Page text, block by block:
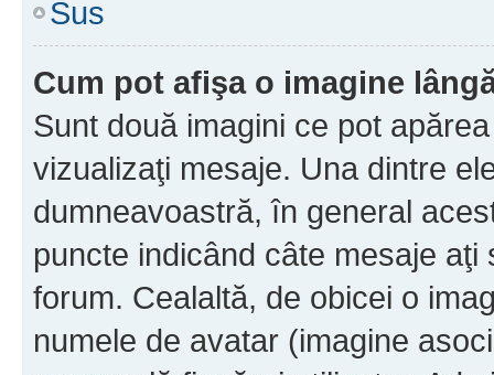
Sus
Cum pot afişa o imagine
Sunt două imagini ce pot
vizualizaţi mesaje. Una dintre
dumneavoastră, în general
puncte indicând câte mesaje
forum. Cealaltă, de obicei o
numele de avatar (imagine